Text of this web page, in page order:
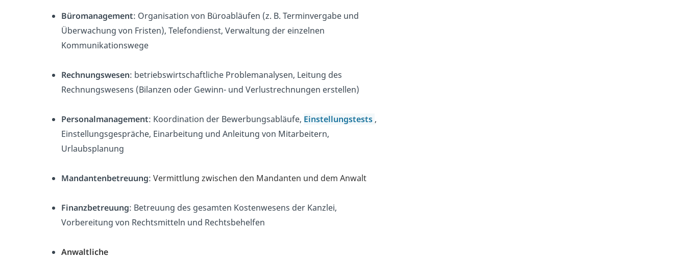
Büromanagement: Organisation von Büroabläufen (z. B. Terminvergabe und
Überwachung von Fristen), Telefondienst, Verwaltung der einzelnen
Kommunikationswege
Rechnungswesen: betriebswirtschaftliche Problemanalysen, Leitung des
Rechnungswesens (Bilanzen oder Gewinn- und Verlustrechnungen erstellen)
Personalmanagement: Koordination der Bewerbungsabläufe, Einstellungstests ,
Einstellungsgespräche, Einarbeitung und Anleitung von Mitarbeitern,
Urlaubsplanung
Mandantenbetreuung: Vermittlung zwischen den Mandanten und dem Anwalt
Finanzbetreuung: Betreuung des gesamten Kostenwesens der Kanzlei,
Vorbereitung von Rechtsmitteln und Rechtsbehelfen
Anwaltliche